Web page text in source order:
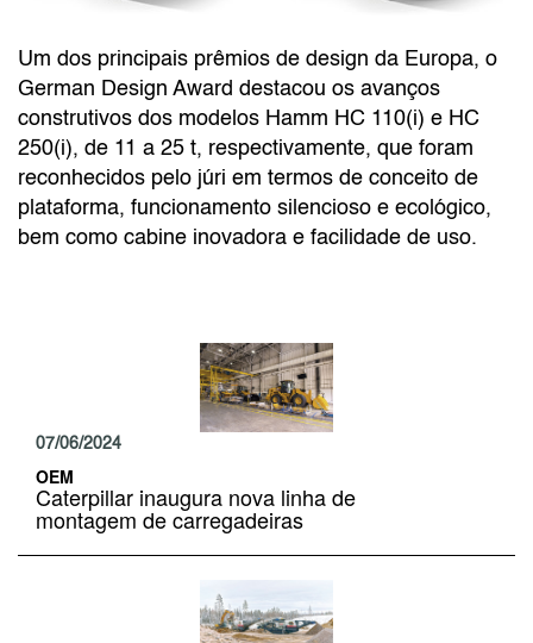
Um dos principais prêmios de design da Europa, o
German Design Award destacou os avanços
construtivos dos modelos Hamm HC 110(i) e HC
250(i), de 11 a 25 t, respectivamente, que foram
reconhecidos pelo júri em termos de conceito de
plataforma, funcionamento silencioso e ecológico,
bem como cabine inovadora e facilidade de uso.
07/06/2024
OEM
Caterpillar inaugura nova linha de
montagem de carregadeiras